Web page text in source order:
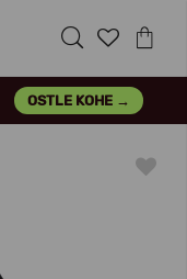
OSTLE KOHE →